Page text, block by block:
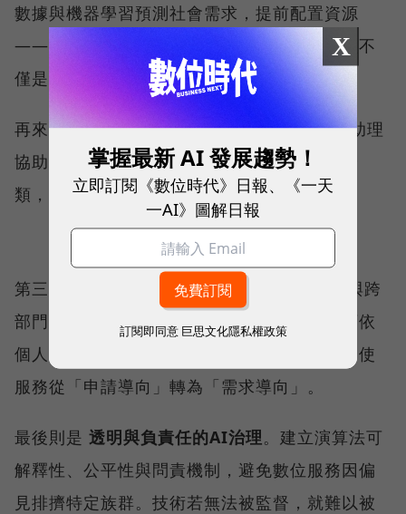
數據與機器學習預測社會需求，提前配置資源
——如電力調度、交通優化與疫情預警。治理不
僅是回應問題，而是在問題發生前降低風險。
再來是生成式AI驅動的行政自動化。導入AI助理
協助公務員進行法規比對、公文草擬與案件分
類，將人力釋放至政策設計與跨域協調。
第三是 個人化與無感式服務。透過單一入口與跨
部門資料交換，民眾不必重複填資料。政府可依
個人生命週期主動推播相關資訊與福利資格，使
服務從「申請導向」轉為「需求導向」。
最後則是 透明與負責任的AI治理。建立演算法可
解釋性、公平性與問責機制，避免數位服務因偏
見排擠特定族群。技術若無法被監督，就難以被
X
掌握最新 AI 發展趨勢！
立即訂閱《數位時代》日報、《一天
一AI》圖解日報
訂閱即同意 巨思文化隱私權政策